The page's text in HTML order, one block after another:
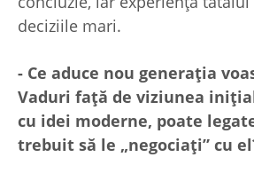
deciziile mari.
- Ce aduce nou generația
Vaduri față de viziunea
cu idei moderne, poate
trebuit să le „negociați” cu